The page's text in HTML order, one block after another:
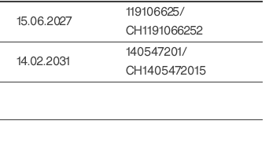
15.06.2027
119106625/
CH1191066252
14.02.2031
140547201/
CH1405472015